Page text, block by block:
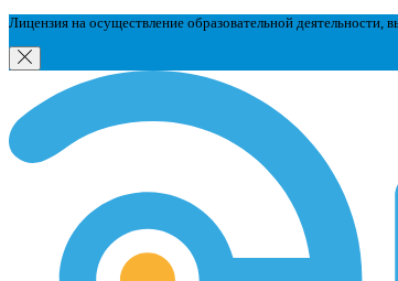
Лицензия на осуществление образовательной